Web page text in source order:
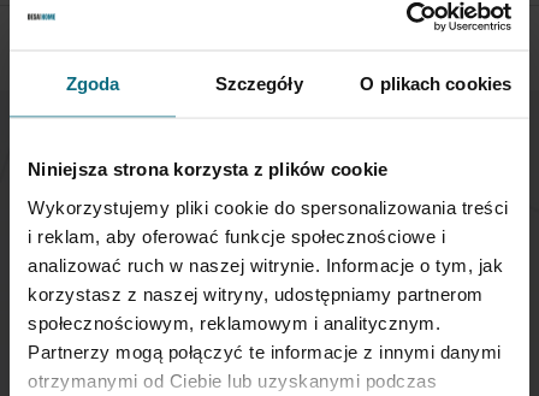
Zgoda Szczegóły O plikach cookies
Niniejsza strona korzysta z plików cookie
Wykorzystujemy pliki cookie do spersonalizowania treści
i reklam, aby oferować funkcje społecznościowe i
analizować ruch w naszej witrynie. Informacje o tym, jak
korzystasz z naszej witryny, udostępniamy partnerom
społecznościowym, reklamowym i analitycznym.
Partnerzy mogą połączyć te informacje z innymi danymi
otrzymanymi od Ciebie lub uzyskanymi podczas
NEWSLETTER
Jeśli chcesz otrzymywać aktualne informacje
dotyczące oferty Desa Home - zapisz się do naszego
newslettera.
Subskrybuj
nasz